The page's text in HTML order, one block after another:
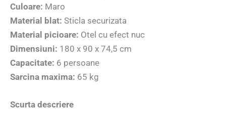
Culoare: Maro
Material blat: Sticla securizata
Material picioare: Otel cu efect nuc
Dimensiuni: 180 x 90 x 74,5 cm
Capacitate: 6 persoane
Sarcina maxima: 65 kg
Scurta descriere